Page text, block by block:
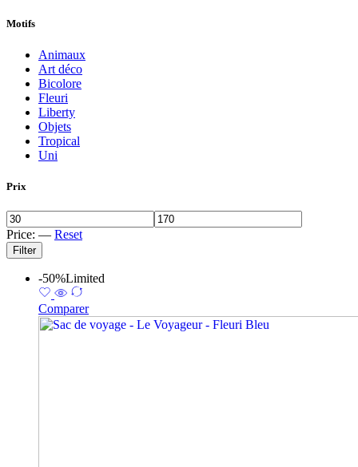
Motifs
Animaux
Art déco
Bicolore
Fleuri
Liberty
Objets
Tropical
Uni
Prix
Price: — Reset
Filter
-50%Limited
Comparer